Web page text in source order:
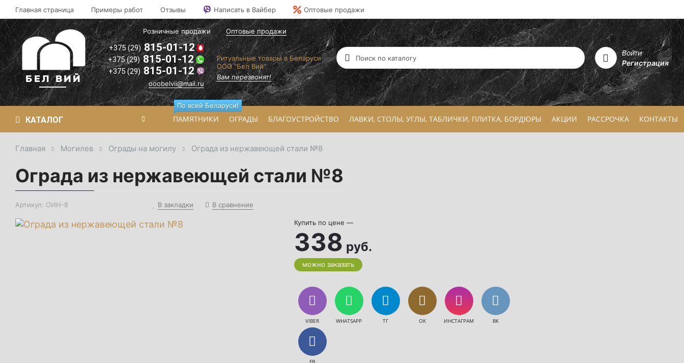
Главная страница Примеры работ Отзывы Написать в Вайбер Оптовые продажи
Розничные продажи Оптовые продажи
+375 (29) 815-01-12
+375 (29) 815-01-12
+375 (29) 815-01-12
ooobelvii@mail.ru
Ритуальные товары в Беларуси
ООО "Бел Вий"
Вам перезвонят!
Оптовые
цены на
памятники
и
ритуальные
товары"
Вам
перезвонят!
Войти
Регистрация
КАТАЛОГ ПАМЯТНИКИ
По всей Беларуси!
ОГРАДЫ БЛАГОУСТРОЙСТВО ЛАВКИ, СТОЛЫ, УГЛЫ, ТАБЛИЧКИ, ПЛИТКА, БОРДЮРЫ АКЦИИ РАССРОЧКА КОНТАКТЫ
Главная Могилев Ограды на могилу Ограда из нержавеющей стали №8
Ограда из нержавеющей стали №8
Артикул: ОИН-8 В закладки В сравнение
Купить по цене —
338 руб.
можно заказать
VIBER WHATSAPP ТГ ОК ИНСТАГРАМ ВК
FB